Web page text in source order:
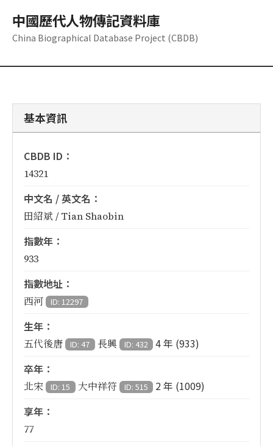
中國歷代人物傳記資料庫
China Biographical Database Project (CBDB)
基本資訊
CBDB ID：
14321
中文名 / 英文名：
田紹斌 / Tian Shaobin
指數年：
933
指數地址：
西河 ID: 12297
生年：
五代後唐 ID: 47 長興 ID: 432
4 年 (933)
卒年：
北宋 ID: 15 大中祥符 ID: 515
2 年 (1009)
享年：
77